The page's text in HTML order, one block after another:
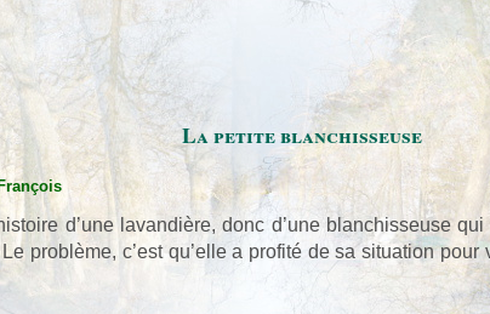
La petite blanchisseuse
d’une lavandière, donc d’une blanchisseuse
problème, c’est qu’elle a profité de sa situation